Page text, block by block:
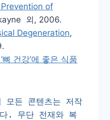
of
외, 2006.
Degeneration,
건강’에 좋은 식품
든 콘텐츠는 저작
. 무단 전재와 복